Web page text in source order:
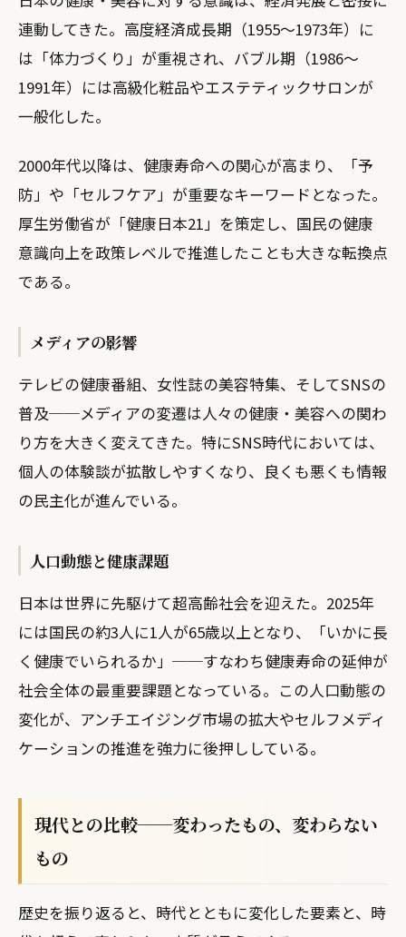
連動してきた。高度経済成長期（1955〜1973年）に
は「体力づくり」が重視され、バブル期（1986〜
1991年）には高級化粧品やエステティックサロンが
一般化した。
2000年代以降は、健康寿命への関心が高まり、「予
防」や「セルフケア」が重要なキーワードとなった。
厚生労働省が「健康日本21」を策定し、国民の健康
意識向上を政策レベルで推進したことも大きな転換点
である。
メディアの影響
テレビの健康番組、女性誌の美容特集、そしてSNSの
普及──メディアの変遷は人々の健康・美容への関わ
り方を大きく変えてきた。特にSNS時代においては、
個人の体験談が拡散しやすくなり、良くも悪くも情報
の民主化が進んでいる。
人口動態と健康課題
日本は世界に先駆けて超高齢社会を迎えた。2025年
には国民の約3人に1人が65歳以上となり、「いかに長
く健康でいられるか」──すなわち健康寿命の延伸が
社会全体の最重要課題となっている。この人口動態の
変化が、アンチエイジング市場の拡大やセルフメディ
ケーションの推進を強力に後押ししている。
現代との比較──変わったもの、変わらない
もの
歴史を振り返ると、時代とともに変化した要素と、時